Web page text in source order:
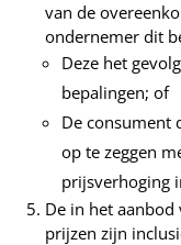
van de
ondernemer dit
Deze het
bepalingen; of
De consument
op te zeggen
prijsverhoging
De in het
prijzen zijn